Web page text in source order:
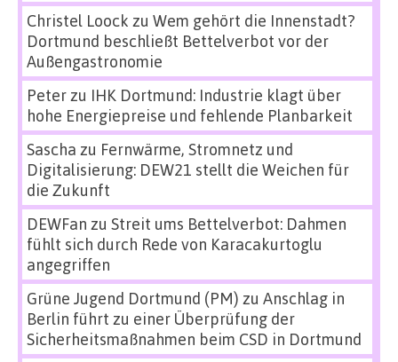
Christel Loock zu Wem gehört die Innenstadt?
Dortmund beschließt Bettelverbot vor der
Außengastronomie
Peterzu IHK Dortmund: Industrie klagt über
hohe Energiepreise und fehlende Planbarkeit
Sascha zu Fernwärme, Stromnetz und
Digitalisierung: DEW21 stellt die Weichen für
die Zukunft
DEWFan zu Streit ums Bettelverbot: Dahmen
fühlt sich durch Rede von Karacakurtoglu
angegriffen
Grüne Jugend Dortmund (PM) zu Anschlag in
Berlin führt zu einer Überprüfung der
Sicherheitsmaßnahmen beim CSD in Dortmund